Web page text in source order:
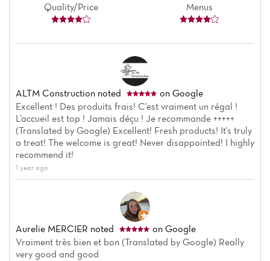
Quality/Price Menus
ALTM Construction noted
on Google
Excellent ! Des produits frais! C'est vraiment un régal !
L’accueil est top ! Jamais déçu ! Je recommande +++++
(Translated by Google) Excellent! Fresh products! It's truly
a treat! The welcome is great! Never disappointed! I highly
recommend it!
1 year ago
Aurelie MERCIER noted
on Google
Vraiment très bien et bon (Translated by Google) Really
very good and good